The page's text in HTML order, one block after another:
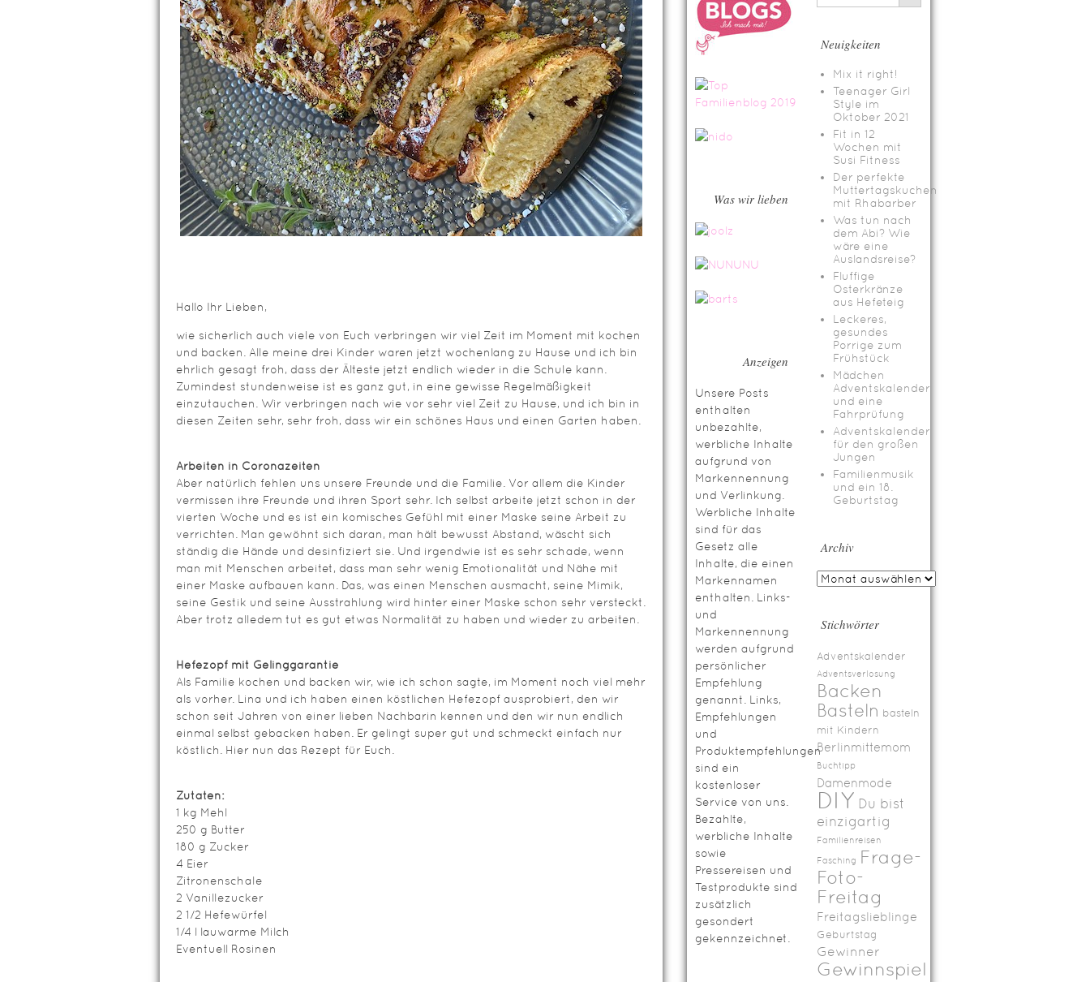
Hallo Ihr Lieben,
wie sicherlich auch viele von Euch verbringen wir viel Zeit im Moment mit kochen
und backen. Alle meine drei Kinder waren jetzt wochenlang zu Hause und ich bin
ehrlich gesagt froh, dass der Älteste jetzt endlich wieder in die Schule kann.
Zumindest stundenweise ist es ganz gut, in eine gewisse Regelmäßigkeit
einzutauchen. Wir verbringen nach wie vor sehr viel Zeit zu Hause, und ich bin in
diesen Zeiten sehr, sehr froh, dass wir ein schönes Haus und einen Garten haben.
Arbeiten in Coronazeiten
Aber natürlich fehlen uns unsere Freunde und die Familie. Vor allem die Kinder
vermissen ihre Freunde und ihren Sport sehr. Ich selbst arbeite jetzt schon in der
vierten Woche und es ist ein komisches Gefühl mit einer Maske seine Arbeit zu
verrichten. Man gewöhnt sich daran, man hält bewusst Abstand, wäscht sich
ständig die Hände und desinfiziert sie. Und irgendwie ist es sehr schade, wenn
man mit Menschen arbeitet, dass man sehr wenig Emotionalität und Nähe mit
einer Maske aufbauen kann. Das, was einen Menschen ausmacht, seine Mimik,
seine Gestik und seine Ausstrahlung wird hinter einer Maske schon sehr versteckt.
Aber trotz alledem tut es gut etwas Normalität zu haben und wieder zu arbeiten.
Hefezopf mit Gelinggarantie
Als Familie kochen und backen wir, wie ich schon sagte, im Moment noch viel mehr
als vorher. Lina und ich haben einen köstlichen Hefezopf ausprobiert, den wir
schon seit Jahren von einer lieben Nachbarin kennen und den wir nun endlich
einmal selbst gebacken haben. Er gelingt super gut und schmeckt einfach nur
köstlich. Hier nun das Rezept für Euch.
Zutaten:
1 kg Mehl
250 g Butter
180 g Zucker
4 Eier
Zitronenschale
2 Vanillezucker
2 1/2 Hefewürfel
1/4 l lauwarme Milch
Eventuell Rosinen
Was wir lieben
Anzeigen
Unsere Posts
enthalten
unbezahlte,
werbliche Inhalte
aufgrund von
Markennennung
und Verlinkung.
Werbliche Inhalte
sind für das
Gesetz alle
Inhalte, die einen
Markennamen
enthalten. Links-
und
Markennennung
werden aufgrund
persönlicher
Empfehlung
genannt. Links,
Empfehlungen
und
Produktempfehlungen
sind ein
kostenloser
Service von uns.
Bezahlte,
werbliche Inhalte
sowie
Pressereisen und
Testprodukte sind
zusätzlich
gesondert
gekennzeichnet.
Neuigkeiten
Mix it right!
Teenager Girl
Style im
Oktober 2021
Fit in 12
Wochen mit
Susi Fitness
Der perfekte
Muttertagskuchen
mit Rhabarber
Was tun nach
dem Abi? Wie
wäre eine
Auslandsreise?
Fluffige
Osterkränze
aus Hefeteig
Leckeres,
gesundes
Porrige zum
Frühstück
Mädchen
Adventskalender
und eine
Fahrprüfung
Adventskalender
für den großen
Jungen
Familienmusik
und ein 18.
Geburtstag
Archiv
Stichwörter
Adventskalender
Adventsverlosung
Backen
Basteln basteln
mit Kindern
Berlinmittemom
Buchtipp
Damenmode
DIY Du bist
einzigartig
Familienreisen
Fasching Frage-
Foto-
Freitag
Freitagslieblinge
Geburtstag
Gewinner
Gewinnspiel